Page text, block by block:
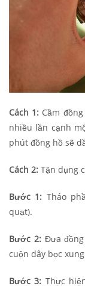
Cách 1: Cầm
nhiều lần cạnh
phút đồng hồ sẽ
Cách 2: Tận dụng
Bước 1: Tháo
quạt).
Bước 2: Đưa
cuộn dây bọc
Bước 3: Thực